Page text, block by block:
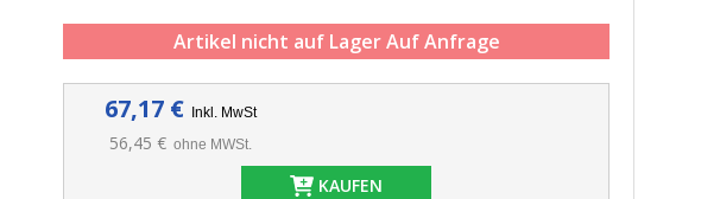
Artikel nicht auf Lager Auf Anfrage
67,17 € Inkl. MwSt
56,45 € ohne MWSt.
KAUFEN